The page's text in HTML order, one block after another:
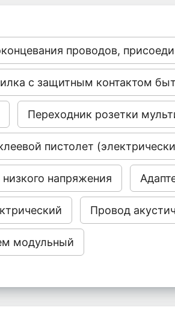
проводов,
с защитным контактом
Переходник розетки
пистолет
напряжения
Провод
модульный